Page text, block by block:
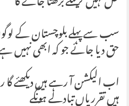
سب سے پہلے بلوچستان کے
حق دیا جائے جو کہ ابھی نہیں
اب الیکشن آ رہے ہیں دیکھئے گا